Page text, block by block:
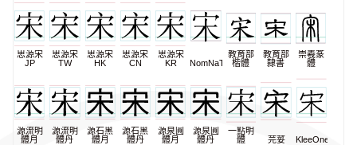
思源宋
JP
思源宋
TW
思源宋
HK
思源宋
CN
思源宋
KR
NomNaTong
教育部
楷體
教育部
隸書
崇羲篆
體
源流明
體月
源流明
體丹
源石黑
體月
源石黑
體丹
源泉圓
體月
源泉圓
體丹
一點明
體
芫荽 KleeOne